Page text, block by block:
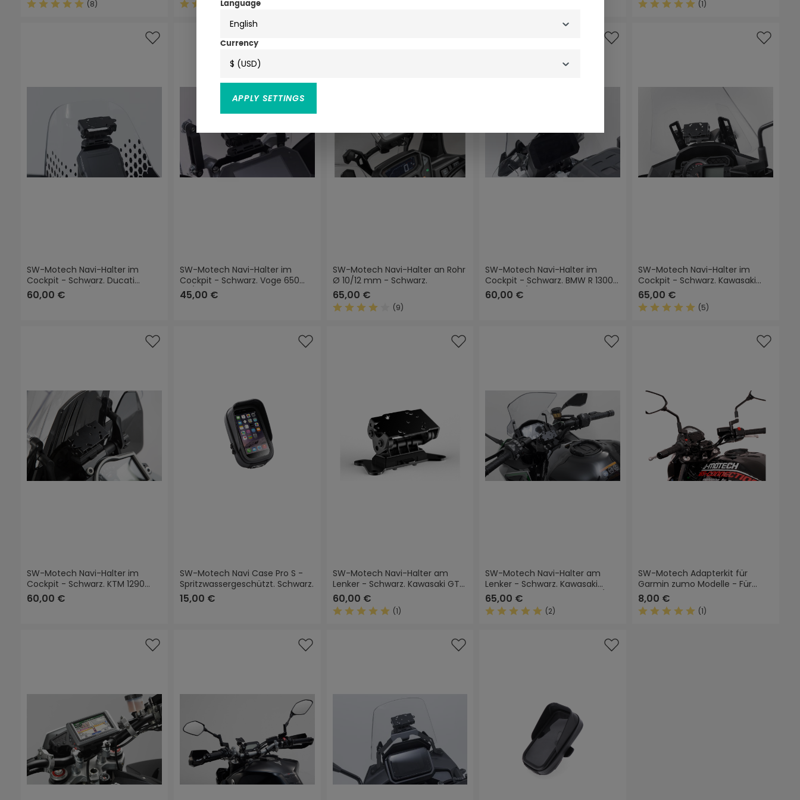
Durchschnittliche Bewertung von 4.8 von 5 Sternen
(8)
Durchschnittliche Bewertung von 5 von 5 Sternen
(1) (1)
SW-Motech Navi-Halter im
Cockpit - Schwarz. Ducati
DesertX (22-) / Rally (23-).
60,00 €
SW-Motech Navi-Halter im
Cockpit - Schwarz. Voge 650
DS/X (21-).
45,00 €
SW-Motech Navi-Halter an Rohr
Ø 10/12 mm - Schwarz.
65,00 €
(9)
SW-Motech Navi-Halter im
Cockpit - Schwarz. BMW R 1300
GS (23-) / Adventure (24-).
60,00 €
SW-Motech Navi-Halter im
Cockpit - Schwarz. Kawasaki
Versys 1000 (15-17).
65,00 €
(5)
SW-Motech Navi-Halter im
Cockpit - Schwarz. KTM 1290
Super Adventure (14-).
60,00 €
SW-Motech Navi Case Pro S -
Spritzwassergeschützt. Schwarz.
15,00 €
SW-Motech Navi-Halter am
Lenker - Schwarz. Kawasaki GTR
1400 (07-).
60,00 €
(1)
SW-Motech Navi-Halter am
Lenker - Schwarz. Kawasaki
Z1000SX, Ninja 1000SX,1100SX/SE.
65,00 €
(2)
SW-Motech Adapterkit für
Garmin zumo Modelle - Für
Navi-Halter. Schwarz.
8,00 €
(1)
Language
English
Currency
$ (USD)
APPLY SETTINGS